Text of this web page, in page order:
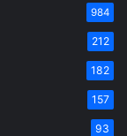
984
212
182
157
93